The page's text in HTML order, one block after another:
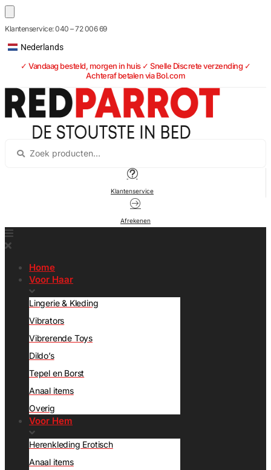
Skip
to
navigation
Skip
to
content
Klantenservice: 040 – 72 006 69
Nederlands
English
Español
✓ Vandaag besteld, morgen in huis ✓ Snelle Discrete verzending ✓
Achteraf betalen via Bol.com
Klantenservice
Afrekenen
Home
Voor Haar
Lingerie & Kleding
Vibrators
Vibrerende Toys
Dildo’s
Tepel en Borst
Anaal items
Overig
Voor Hem
Herenkleding Erotisch
Anaal items